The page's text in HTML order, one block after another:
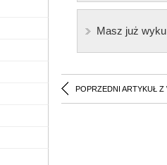
Masz już
POPRZEDNI ARTYKUŁ Z